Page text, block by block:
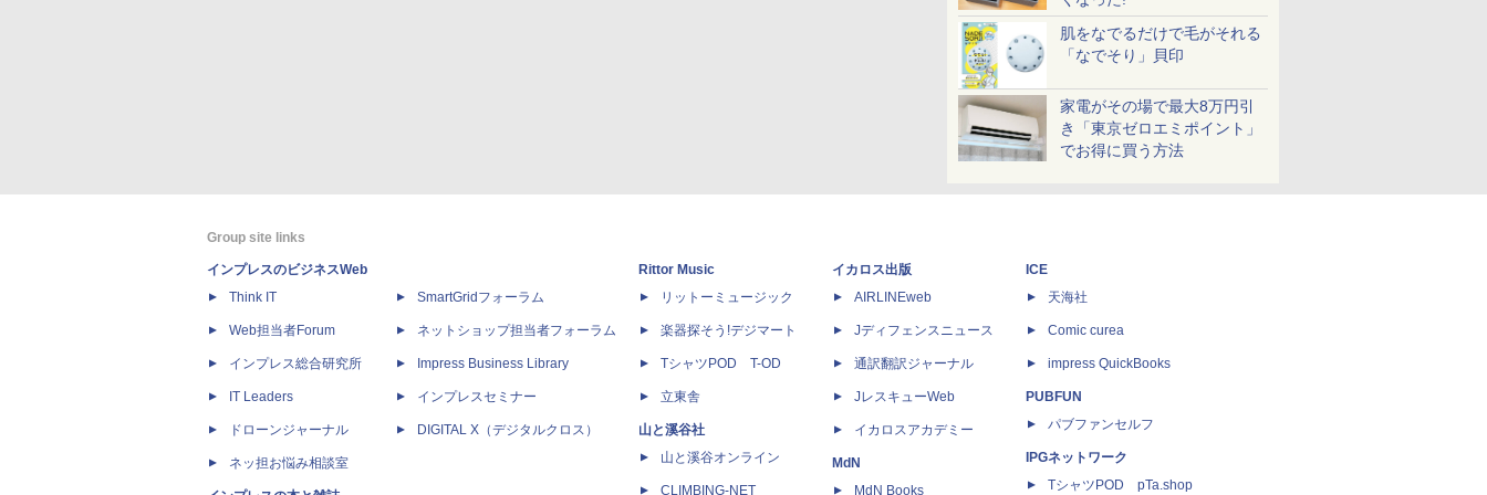
肌をなでるだけで毛がそれる
「なでそり」貝印
家電がその場で最大8万円引
き「東京ゼロエミポイント」
でお得に買う方法
Group site links
インプレスのビジネスWeb
Think IT
Web担当者Forum
インプレス総合研究所
IT Leaders
ドローンジャーナル
ネッ担お悩み相談室
SmartGridフォーラム
ネットショップ担当者フォーラム
Impress Business Library
インプレスセミナー
DIGITAL X（デジタルクロス）
Rittor Music
リットーミュージック
楽器探そう!デジマート
TシャツPOD T-OD
立東舎
山と溪谷社
山と溪谷オンライン
CLIMBING-NET
イカロス出版
AIRLINEweb
Jディフェンスニュース
通訳翻訳ジャーナル
JレスキューWeb
イカロスアカデミー
MdN
MdN Books
ICE
天海社
Comic curea
impress QuickBooks
PUBFUN
パブファンセルフ
IPGネットワーク
TシャツPOD pTa.shop